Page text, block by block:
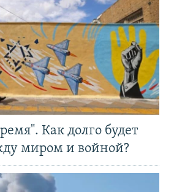
Как долго будет
миром и войной?